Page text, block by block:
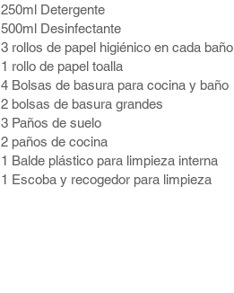
250ml Detergente
500ml Desinfectante
3 rollos de papel higiénico en cada baño
1 rollo de papel toalla
4 Bolsas de basura para cocina y baño
2 bolsas de basura grandes
3 Paños de suelo
2 paños de cocina
1 Balde plástico para limpieza interna
1 Escoba y recogedor para limpieza